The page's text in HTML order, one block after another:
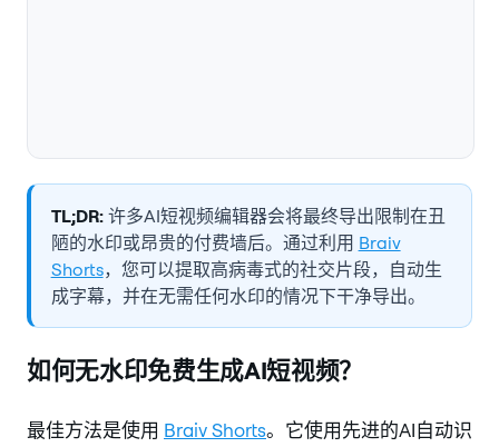
TL;DR:许多AI短视频编辑器会将最终导出限制在丑
陋的水印或昂贵的付费墙后。通过利用 Braiv
Shorts，您可以提取高病毒式的社交片段，自动生
成字幕，并在无需任何水印的情况下干净导出。
如何无水印免费生成AI短视频？
最佳方法是使用 Braiv Shorts。它使用先进的AI自动识